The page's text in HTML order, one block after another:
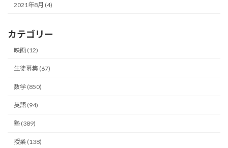
2021年8月 (4)
カテゴリー
映画 (12)
生徒募集 (67)
数学 (850)
英語 (94)
塾 (389)
授業 (138)